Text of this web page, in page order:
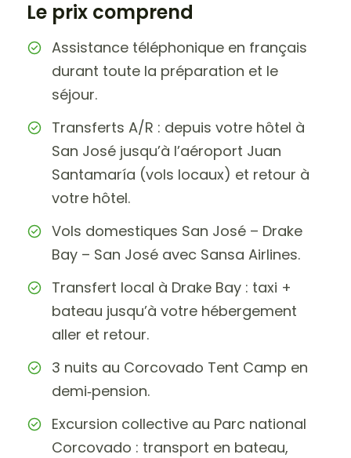
Le prix comprend
Assistance téléphonique en français
durant toute la préparation et le
séjour.
Transferts A/R : depuis votre hôtel à
San José jusqu’à l’aéroport Juan
Santamaría (vols locaux) et retour à
votre hôtel.
Vols domestiques San José – Drake
Bay – San José avec Sansa Airlines.
Transfert local à Drake Bay : taxi +
bateau jusqu’à votre hébergement
aller et retour.
3 nuits au Corcovado Tent Camp en
demi‑pension.
Excursion collective au Parc national
Corcovado : transport en bateau,